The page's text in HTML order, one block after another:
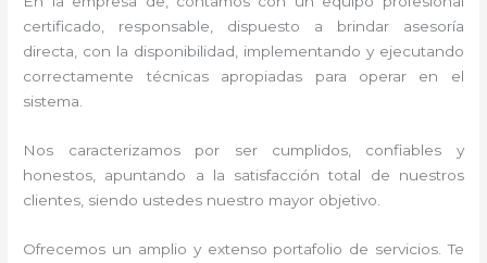
certificado, responsable, dispuesto a brindar asesoría
directa, con la disponibilidad, implementando y ejecutando
correctamente técnicas apropiadas para operar en el
sistema.
Nos caracterizamos por ser cumplidos, confiables y
honestos, apuntando a la satisfacción total de nuestros
clientes, siendo ustedes nuestro mayor objetivo.
Ofrecemos un amplio y extenso portafolio de servicios. Te